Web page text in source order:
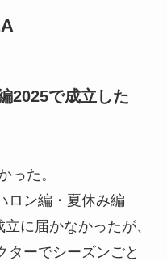
2025で成立した
った。
ロン編・夏休み編
に届かなかったが、
ターでシーズンごと